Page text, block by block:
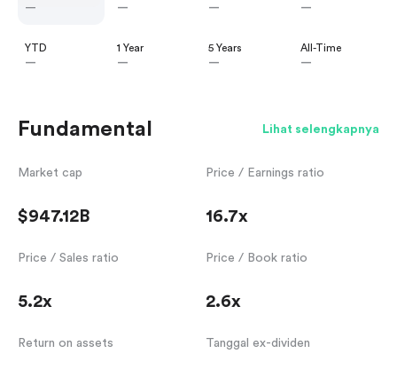
—
—
—
—
YTD
—
1 Year
—
5 Years
—
All-Time
—
Fundamental Lihat selengkapnya
Market cap
$947.12B
Price / Earnings ratio
16.7x
Price / Sales ratio
5.2x
Price / Book ratio
2.6x
Return on assets Tanggal ex-dividen